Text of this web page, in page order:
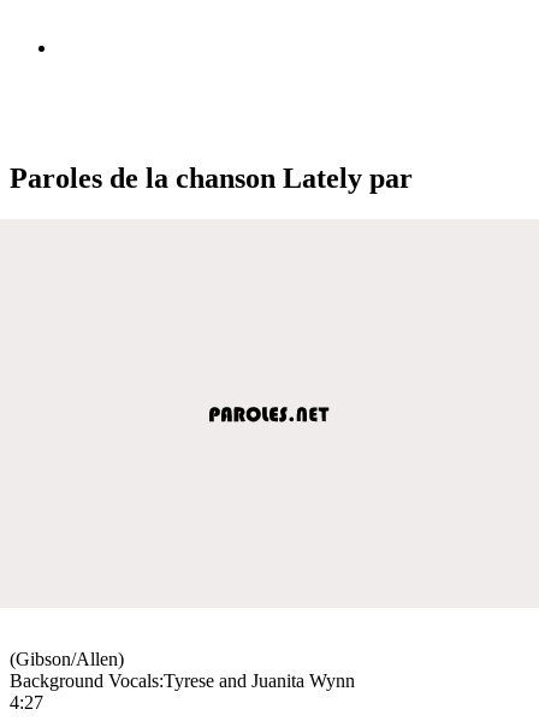
Paroles de la chanson Lately par
(Gibson/Allen)
Background Vocals:Tyrese and Juanita Wynn
4:27